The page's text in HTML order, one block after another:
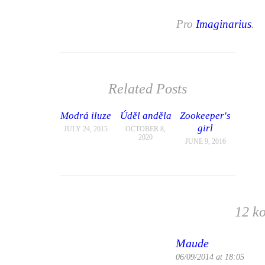
Pro Imaginarius.
Related Posts
Modrá iluze
JULY 24, 2015
Úděl anděla
OCTOBER 8,
2020
Zookeeper's
girl
JUNE 9, 2016
12
Maude
06/09/2014 at 18:05